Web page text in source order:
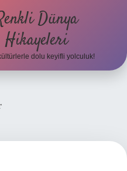
Dünya
Hikayeleri
dolu keyifli yolculuk!